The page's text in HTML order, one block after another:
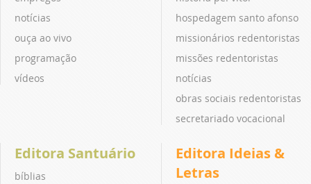
notícias
ouça ao vivo
programação
vídeos
hospedagem santo afonso
missionários redentoristas
missões redentoristas
notícias
obras sociais redentoristas
secretariado vocacional
Editora Santuário
bíblias
Editora Ideias &
Letras